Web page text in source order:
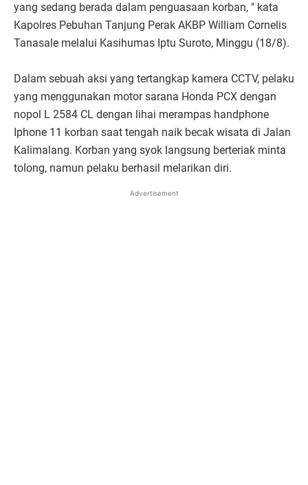
yang sedang berada dalam penguasaan korban, " kata
Kapolres Pebuhan Tanjung Perak AKBP William Cornelis
Tanasale melalui Kasihumas Iptu Suroto, Minggu (18/8).
Dalam sebuah aksi yang tertangkap kamera CCTV, pelaku
yang menggunakan motor sarana Honda PCX dengan
nopol L 2584 CL dengan lihai merampas handphone
Iphone 11 korban saat tengah naik becak wisata di Jalan
Kalimalang. Korban yang syok langsung berteriak minta
tolong, namun pelaku berhasil melarikan diri.
Advertisement